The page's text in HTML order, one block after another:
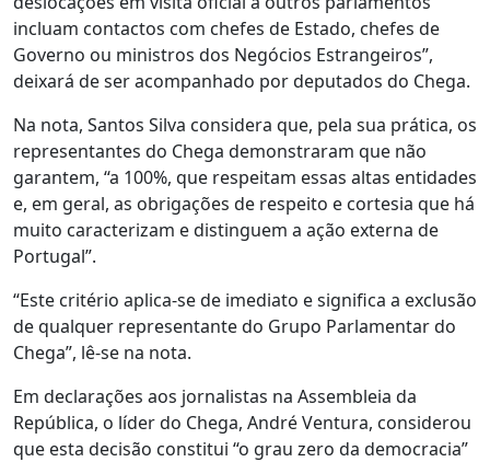
incluam contactos com chefes de Estado, chefes de
Governo ou ministros dos Negócios Estrangeiros”,
deixará de ser acompanhado por deputados do Chega.
Na nota, Santos Silva considera que, pela sua prática, os
representantes do Chega demonstraram que não
garantem, “a 100%, que respeitam essas altas entidades
e, em geral, as obrigações de respeito e cortesia que há
muito caracterizam e distinguem a ação externa de
Portugal”.
“Este critério aplica-se de imediato e significa a exclusão
de qualquer representante do Grupo Parlamentar do
Chega”, lê-se na nota.
Em declarações aos jornalistas na Assembleia da
República, o líder do Chega, André Ventura, considerou
que esta decisão constitui “o grau zero da democracia”